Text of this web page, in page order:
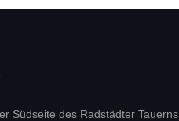
Südseite des Radstädter Tauerns